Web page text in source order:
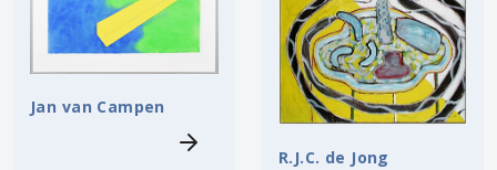
Jan van Campen
R.J.C. de Jong